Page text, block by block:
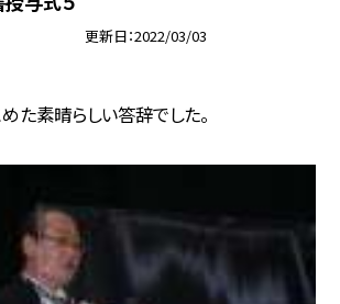
更新日 2022/03/03
た素晴らしい答辞でした。